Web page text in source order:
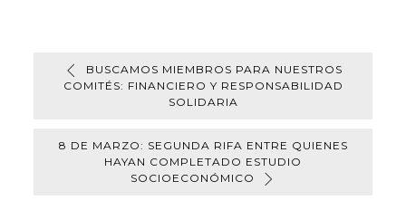
BUSCAMOS MIEMBROS PARA NUESTROS
COMITÉS: FINANCIERO Y RESPONSABILIDAD
SOLIDARIA
8 DE MARZO: SEGUNDA RIFA ENTRE QUIENES
HAYAN COMPLETADO ESTUDIO
SOCIOECONÓMICO